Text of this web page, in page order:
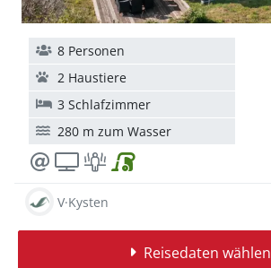
8 Personen
2 Haustiere
3 Schlafzimmer
280 m zum Wasser
V·Kysten
Reisedaten wählen